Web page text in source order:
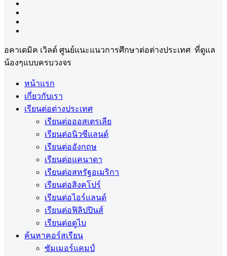
อคาเดมิค เวิลด์ ศูนย์แนะแนวการศึกษาต่อต่างประเทศ ที่ดูแล
น้องๆแบบครบวงจร
หน้าแรก
เกี่ยวกับเรา
เรียนต่อต่างประเทศ
เรียนต่อออสเตรเลีย
เรียนต่อนิวซีแลนด์
เรียนต่ออังกฤษ
เรียนต่อแคนาดา
เรียนต่อสหรัฐอเมริกา
เรียนต่อสิงคโปร์
เรียนต่อไอร์แลนด์
เรียนต่อฟิลิปปินส์
เรียนต่อดูไบ
ค้นหาคอร์สเรียน
ซัมเมอร์แคมป์